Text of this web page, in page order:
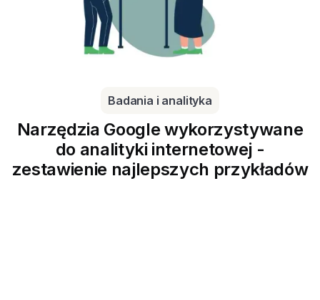
Badania i analityka
Narzędzia Google wykorzystywane
do analityki internetowej -
zestawienie najlepszych przykładów